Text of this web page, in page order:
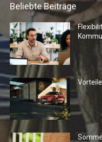
Beliebte Beiträge